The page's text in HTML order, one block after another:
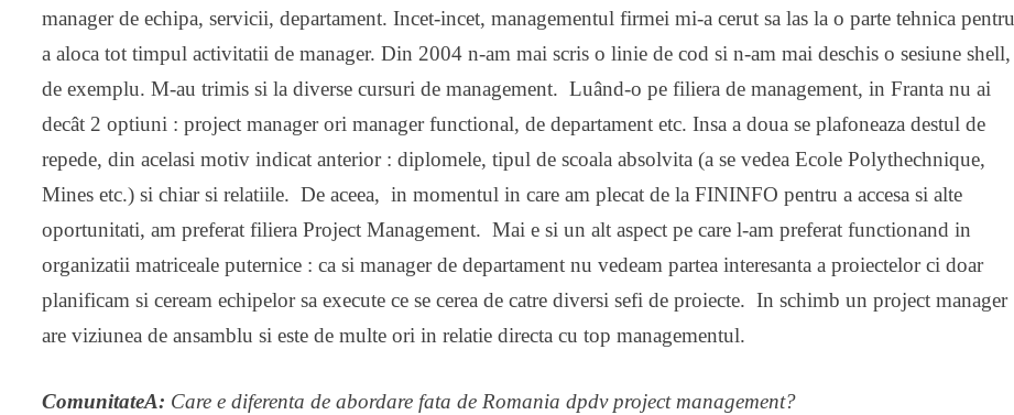
manager de echipa, servicii, departament. Incet-incet, managementul firmei mi-a cerut sa las la o parte tehnica pentru
a aloca tot timpul activitatii de manager. Din 2004 n-am mai scris o linie de cod si n-am mai deschis o sesiune shell,
de exemplu. M-au trimis si la diverse cursuri de management. Luând-o pe filiera de management, in Franta nu ai
decât 2 optiuni : project manager ori manager functional, de departament etc. Insa a doua se plafoneaza destul de
repede, din acelasi motiv indicat anterior : diplomele, tipul de scoala absolvita (a se vedea Ecole Polythechnique,
Mines etc.) si chiar si relatiile. De aceea, in momentul in care am plecat de la FININFO pentru a accesa si alte
oportunitati, am preferat filiera Project Management. Mai e si un alt aspect pe care l-am preferat functionand in
organizatii matriceale puternice : ca si manager de departament nu vedeam partea interesanta a proiectelor ci doar
planificam si ceream echipelor sa execute ce se cerea de catre diversi sefi de proiecte. In schimb un project manager
are viziunea de ansamblu si este de multe ori in relatie directa cu top managementul.
ComunitateA: Care e diferenta de abordare fata de Romania dpdv project management?